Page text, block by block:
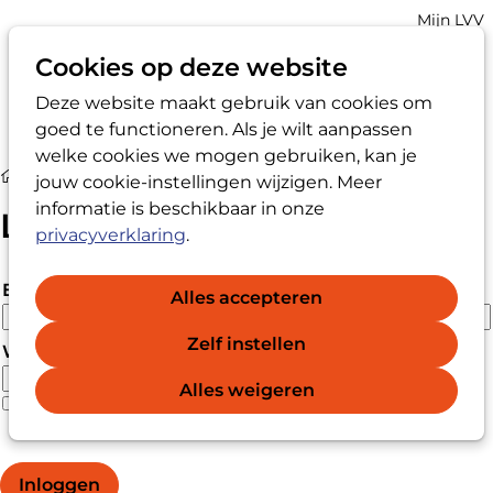
Cookies op deze website
Deze website maakt gebruik van cookies om
goed te functioneren. Als je wilt aanpassen
welke cookies we mogen gebruiken, kan je
jouw cookie-instellingen wijzigen. Meer
informatie is beschikbaar in onze
privacyverklaring.
Alles accepteren
Zelf instellen
Alles weigeren
Zoek
Account
Mijn LVV
Login
Login
E-mailadres
Wachtwoord
Wachtwoord weergeven
Wachtwoord vergeten?
Inloggen